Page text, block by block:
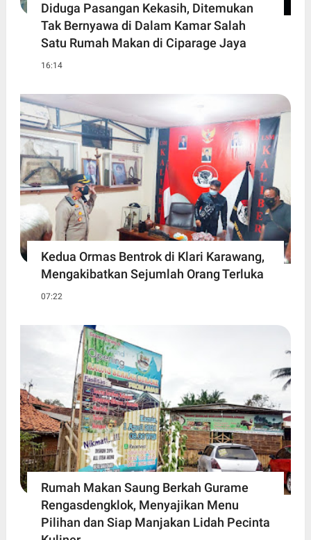
Diduga Pasangan Kekasih, Ditemukan
Tak Bernyawa di Dalam Kamar Salah
Satu Rumah Makan di Ciparage Jaya
16:14
Kedua Ormas Bentrok di Klari Karawang,
Mengakibatkan Sejumlah Orang Terluka
07:22
Rumah Makan Saung Berkah Gurame
Rengasdengklok, Menyajikan Menu
Pilihan dan Siap Manjakan Lidah Pecinta